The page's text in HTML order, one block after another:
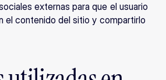
externas para que el usuario
el contenido del sitio y compartirlo